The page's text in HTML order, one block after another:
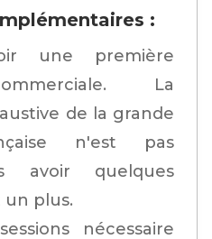
:
une première
La
de la grande
n'est pas
avoir quelques
un plus.
nécessaire